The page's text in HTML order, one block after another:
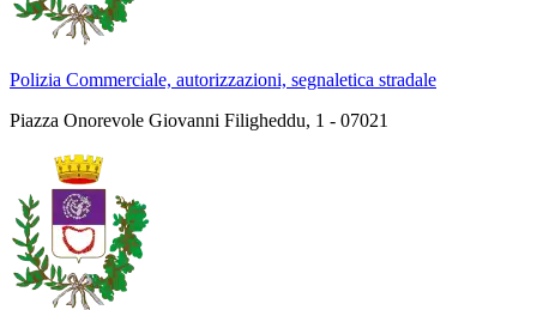
Polizia Commerciale, autorizzazioni, segnaletica stradale
Piazza Onorevole Giovanni Filigheddu, 1 - 07021